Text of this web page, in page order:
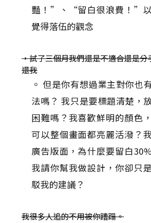
豔！”、“留白很浪費！”
覺得落伍的觀念
，試了三個月我們還是不適合還是分
還我
。 但是你有想過業主對你也
法嗎？ 我只是要標題清楚，
困難嗎？我喜歡鮮明的顏色
可以整個畫面都亮麗活潑？
廣告版面，為什麼要留白
我請你幫我做設計，你卻只
駁我的建議？
我很多人追的不用被你蹧蹋。